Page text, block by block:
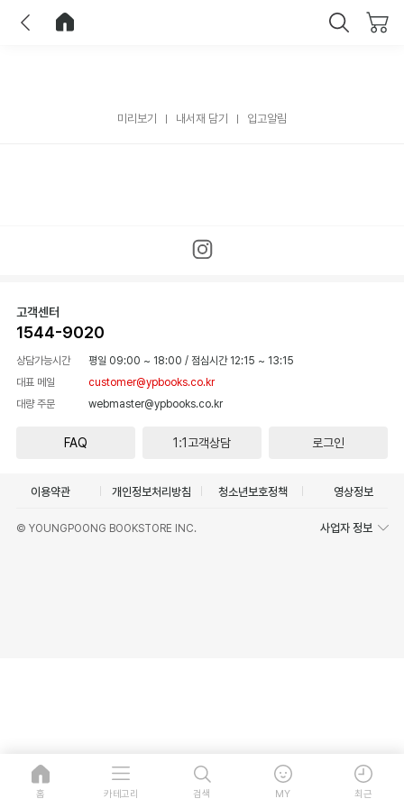
미리보기 내서재 담기 입고알림
고객센터
1544-9020
상담가능시간 평일 09:00 ~ 18:00 / 점심시간 12:15 ~ 13:15
대표 메일
customer@ypbooks.co.kr
대량 주문
webmaster@ypbooks.co.kr
FAQ 1:1고객상담 로그인
이용약관 개인정보처리방침 청소년보호정책 영상정보
© YOUNGPOONG BOOKSTORE INC. 사업자 정보
홈 카테고리 검색 MY 최근